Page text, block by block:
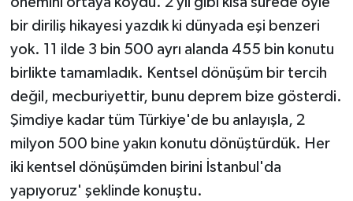
bir diriliş hikayesi yazdık ki dünyada eşi benzeri
yok. 11 ilde 3 bin 500 ayrı alanda 455 bin konutu
birlikte tamamladık. Kentsel dönüşüm bir tercih
değil, mecburiyettir, bunu deprem bize gösterdi.
Şimdiye kadar tüm Türkiye'de bu anlayışla, 2
milyon 500 bine yakın konutu dönüştürdük. Her
iki kentsel dönüşümden birini İstanbul'da
yapıyoruz' şeklinde konuştu.